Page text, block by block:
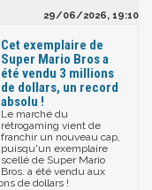
29/06/2026, 19:10
Cet exemplaire de
Super Mario Bros a
été vendu 3 millions
de dollars, un record
absolu !
Le marché du
rétrogaming vient de
franchir un nouveau cap,
puisqu'un exemplaire
scellé de Super Mario
Bros. a été vendu aux
de dollars !